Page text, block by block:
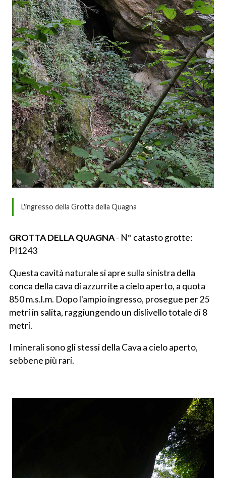
L'ingresso della Grotta della Quagna
GROTTA DELLA QUAGNA- N° catasto grotte:
PI1243
Questa cavità naturale si apre sulla sinistra della
conca della cava di azzurrite a cielo aperto, a quota
850 m.s.l.m. Dopo l'ampio ingresso, prosegue per 25
metri in salita, raggiungendo un dislivello totale di 8
metri.
I minerali sono gli stessi della Cava a cielo aperto,
sebbene più rari.